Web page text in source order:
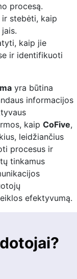
procesą.
ir stebėti, kaip
kaip jie
ir identifikuoti
yra būtina
informacijos
kaip CoFive,
leidžiančius
procesus ir
tinkamus
efektyvumą.